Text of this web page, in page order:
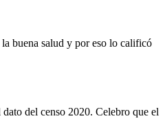
buena salud y por eso lo calificó
del censo 2020. Celebro que el